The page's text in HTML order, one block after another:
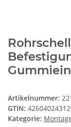
Artikelnummer:
GTIN:
Kategorie: